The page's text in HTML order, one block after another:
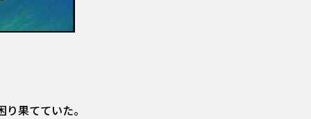
果てていた。